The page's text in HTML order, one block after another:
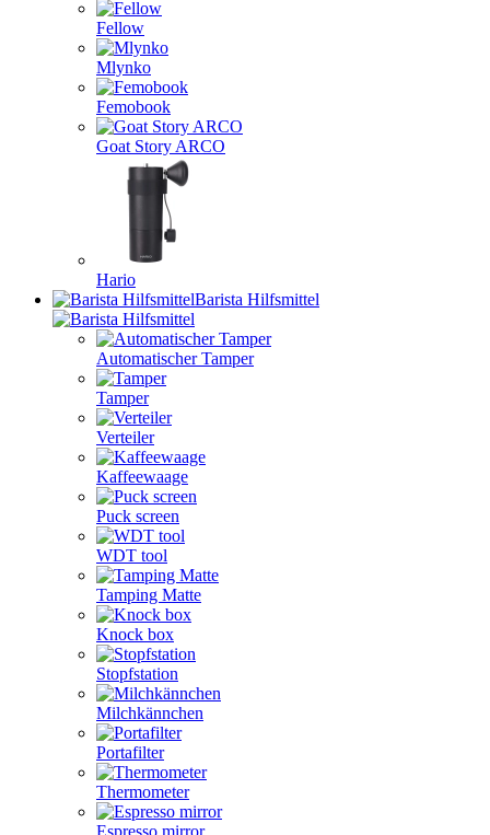
Fellow
Mlynko
Femobook
Goat Story ARCO
Hario
Barista Hilfsmittel
Automatischer Tamper
Tamper
Verteiler
Kaffeewaage
Puck screen
WDT tool
Tamping Matte
Knock box
Stopfstation
Milchkännchen
Portafilter
Thermometer
Espresso mirror